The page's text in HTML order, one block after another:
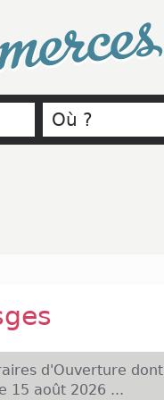
d'Ouverture
15 août 2026 ...